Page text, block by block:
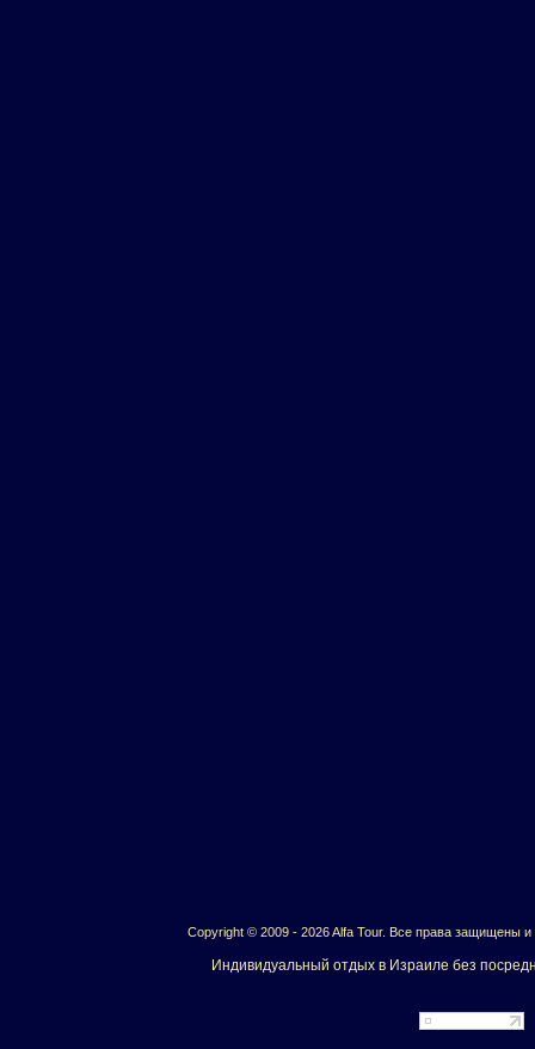
Copyright © 2009 - 2026 Alfa Tour. Все права защищены и
Индивидуальный отдых в Израиле без